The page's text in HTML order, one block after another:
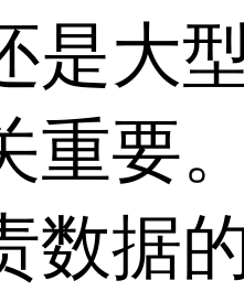
是大
重要
数据